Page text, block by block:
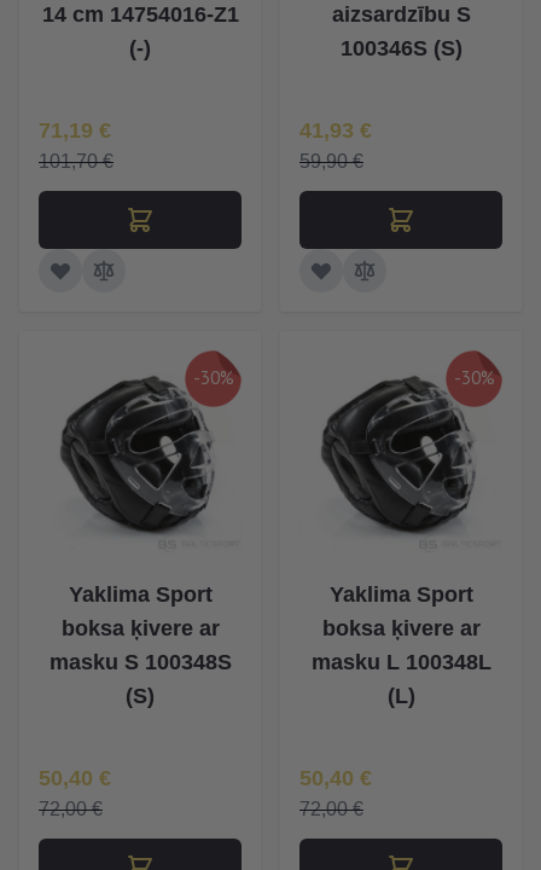
14 cm 14754016-Z1
(-)
Īpaša Cena
71,19 €
101,70 €
aizsardzību S
100346S (S)
Īpaša Cena
41,93 €
59,90 €
-30%
Yaklima Sport
boksa ķivere ar
masku S 100348S
(S)
Īpaša Cena
50,40 €
72,00 €
-30%
Yaklima Sport
boksa ķivere ar
masku L 100348L
(L)
Īpaša Cena
50,40 €
72,00 €